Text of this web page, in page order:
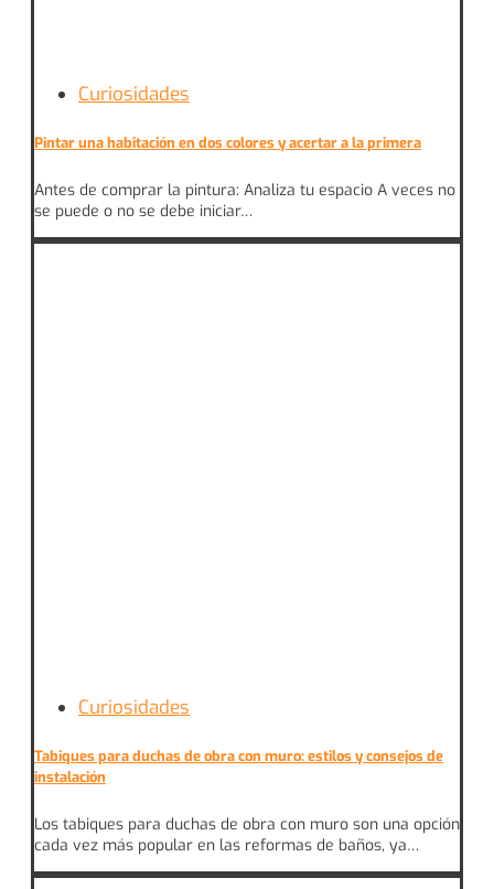
Curiosidades
Pintar una habitación en dos colores y acertar a la primera
Antes de comprar la pintura: Analiza tu espacio A veces no
se puede o no se debe iniciar…
Curiosidades
Tabiques para duchas de obra con muro: estilos y consejos de
instalación
Los tabiques para duchas de obra con muro son una opción
cada vez más popular en las reformas de baños, ya…